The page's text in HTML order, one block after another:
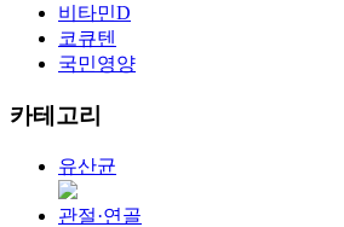
비타민D
코큐텐
국민영양
카테고리
유산균
관절·연골